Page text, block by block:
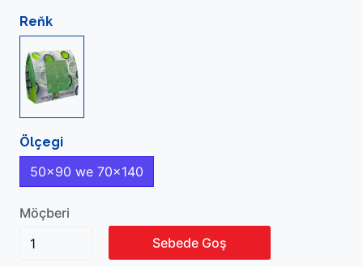
Reňk
Ölçegi
50x90 we 70x140
Möçberi
Sebede Goş